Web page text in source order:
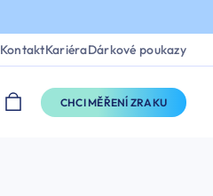
KontaktKariéraDárkové poukazy
CHCI MĚŘENÍ ZRAKU